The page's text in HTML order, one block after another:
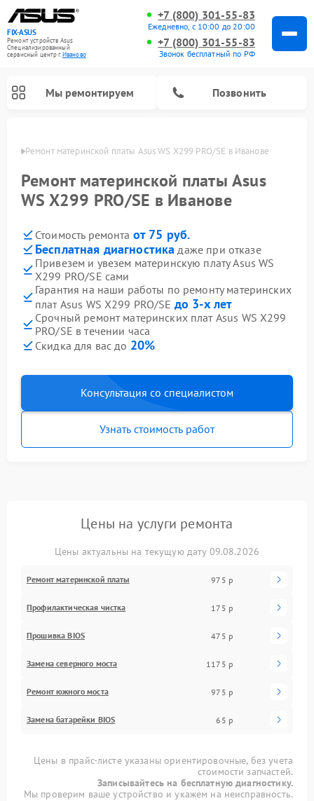
FIX-ASUS
Ремонт устройств Asus
Специализированный
cервисный центр г.Иваново
+7 (800) 301-55-83
Ежедневно, с 10:00 до 20:00
+7 (800) 301-55-83
Звонок бесплатный по РФ
Мы ремонтируем Позвонить
Ремонт материнской платы Asus WS X299 PRO/SE в Иванове
Ремонт материнской платы Asus
WS X299 PRO/SE в Иванове
Стоимость ремонта от 75 руб.
Бесплатная диагностика даже при отказе
Привезем и увезем материнскую плату Asus WS
X299 PRO/SE сами
Гарантия на наши работы по ремонту материнских
плат Asus WS X299 PRO/SE до 3-х лет
Срочный ремонт материнских плат Asus WS X299
PRO/SE в течении часа
Скидка для вас до 20%
Консультация со специалистом
Узнать стоимость работ
Цены на услуги ремонта
Цены актуальны на текущую дату 09.08.2026
Ремонт материнской платы 975 р
Профилактическая чистка 175 р
Прошивка BIOS 475 р
Замена северного моста 1175 р
Ремонт южного моста 975 р
Замена батарейки BIOS 65 р
Цены в прайс-листе указаны ориентировочные, без учета
стоимости запчастей.
Записывайтесь на бесплатную диагностику.
Мы проверим ваше устройство и укажем на неисправность.